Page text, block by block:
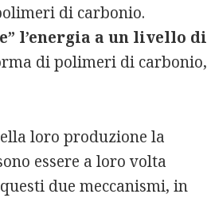
di carbonio.
l’energia a un livello di
di polimeri di carbonio,
loro produzione la
essere a loro volta
due meccanismi, in